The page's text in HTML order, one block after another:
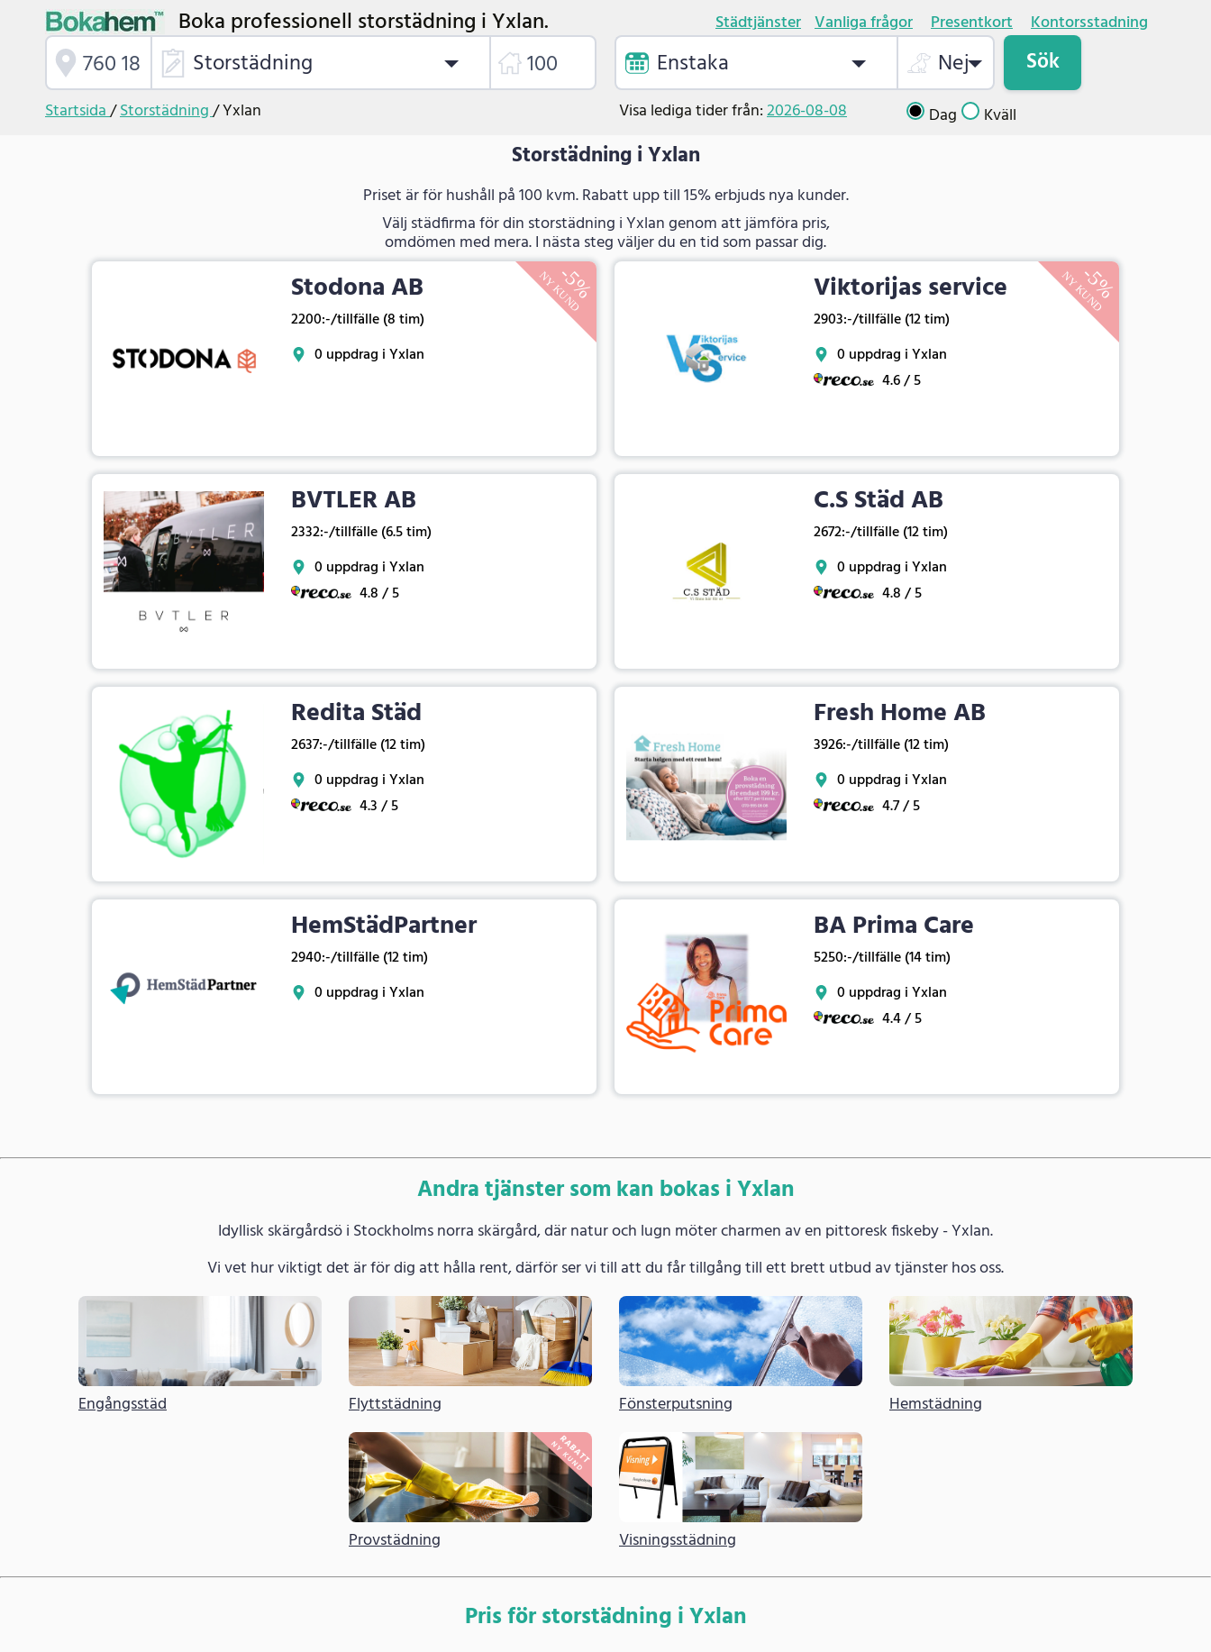
Boka professionell storstädning i Yxlan. Städtjänster Vanliga frågor Presentkort Kontorsstadning
Storstädning Enstaka Nej Sök
Startsida/Storstädning/Yxlan Visa lediga tider från:2026-08-08 Dag Kväll
Storstädning i Yxlan
Priset är för hushåll på 100 kvm. Rabatt upp till 15% erbjuds nya kunder.
Välj städfirma för din storstädning i Yxlan genom att jämföra pris,
omdömen med mera. I nästa steg väljer du en tid som passar dig.
Stodona AB
2200:-/tillfälle (8 tim)
0 uppdrag i Yxlan
Viktorijas service
2903:-/tillfälle (12 tim)
0 uppdrag i Yxlan
4.6 / 5
BVTLER AB
2332:-/tillfälle (6.5 tim)
0 uppdrag i Yxlan
4.8 / 5
C.S Städ AB
2672:-/tillfälle (12 tim)
0 uppdrag i Yxlan
4.8 / 5
Redita Städ
2637:-/tillfälle (12 tim)
0 uppdrag i Yxlan
4.3 / 5
Fresh Home AB
3926:-/tillfälle (12 tim)
0 uppdrag i Yxlan
4.7 / 5
HemStädPartner
2940:-/tillfälle (12 tim)
0 uppdrag i Yxlan
BA Prima Care
5250:-/tillfälle (14 tim)
0 uppdrag i Yxlan
4.4 / 5
Andra tjänster som kan bokas i Yxlan
Idyllisk skärgårdsö i Stockholms norra skärgård, där natur och lugn möter charmen av en pittoresk fiskeby - Yxlan.
Vi vet hur viktigt det är för dig att hålla rent, därför ser vi till att du får tillgång till ett brett utbud av tjänster hos oss.
Engångsstäd Flyttstädning Fönsterputsning Hemstädning
Provstädning Visningsstädning
Pris för storstädning i Yxlan